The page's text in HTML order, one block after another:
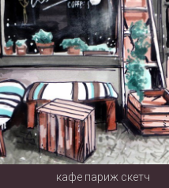
кафе париж скетч